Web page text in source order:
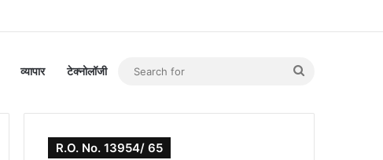
व्यापार टेक्नोलॉजी
R.O. No. 13954/ 65